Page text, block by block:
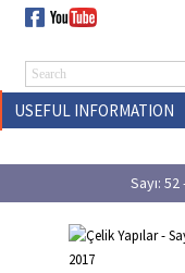
USEFUL INFORMATION
Sayı: